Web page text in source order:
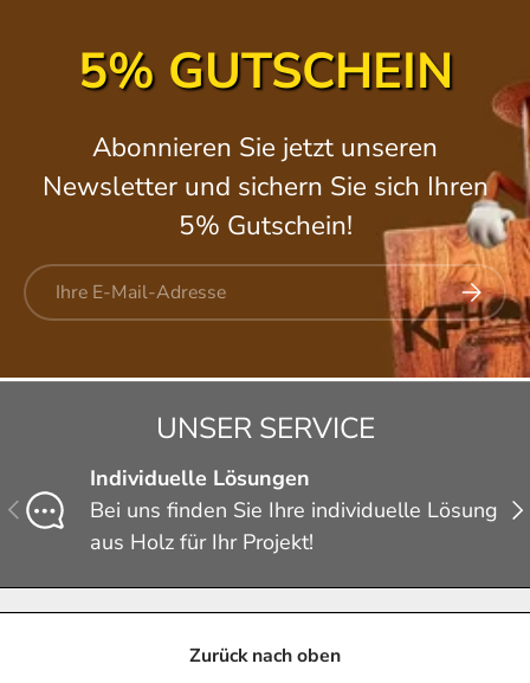
5% GUTSCHEIN
Abonnieren Sie jetzt unseren
Newsletter und sichern Sie sich Ihren
5% Gutschein!
E-Mail
UNSER SERVICE
VORHERIGE
Individuelle Lösungen
Bei uns finden Sie Ihre individuelle Lösung
aus Holz für Ihr Projekt!
Zurück nach oben